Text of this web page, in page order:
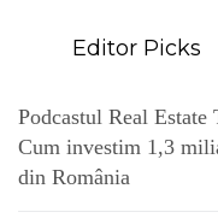
Editor Picks
Podcastul Real
Cum investim 1,3
din România